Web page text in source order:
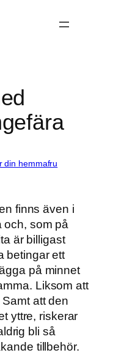
din hemmafru
finns även i
och, som på
är billigast
betingar ett
på minnet
Liksom att
att den
yttre, riskerar
bli så
tillbehör.